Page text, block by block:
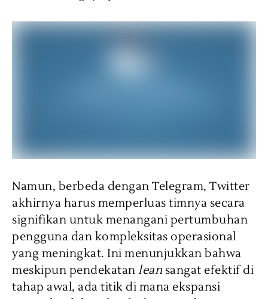
Namun, berbeda dengan Telegram, Twitter
akhirnya harus memperluas timnya secara
signifikan untuk menangani pertumbuhan
pengguna dan kompleksitas operasional
yang meningkat. Ini menunjukkan bahwa
meskipun pendekatan lean sangat efektif di
tahap awal, ada titik di mana ekspansi